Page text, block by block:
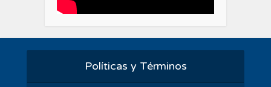
Políticas y Términos